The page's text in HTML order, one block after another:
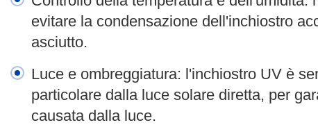
evitare la condensazione dell'inchiostro
asciutto.
Luce e ombreggiatura: l'inchiostro UV è
particolare dalla luce solare diretta, per
causata dalla luce.